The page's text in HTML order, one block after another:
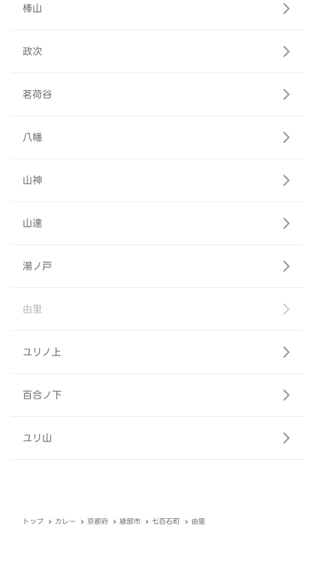
棒山
政次
茗荷谷
八幡
山神
山達
湯ノ戸
由里
ユリノ上
百合ノ下
ユリ山
トップ カレー 京都府 綾部市 七百石町 由里